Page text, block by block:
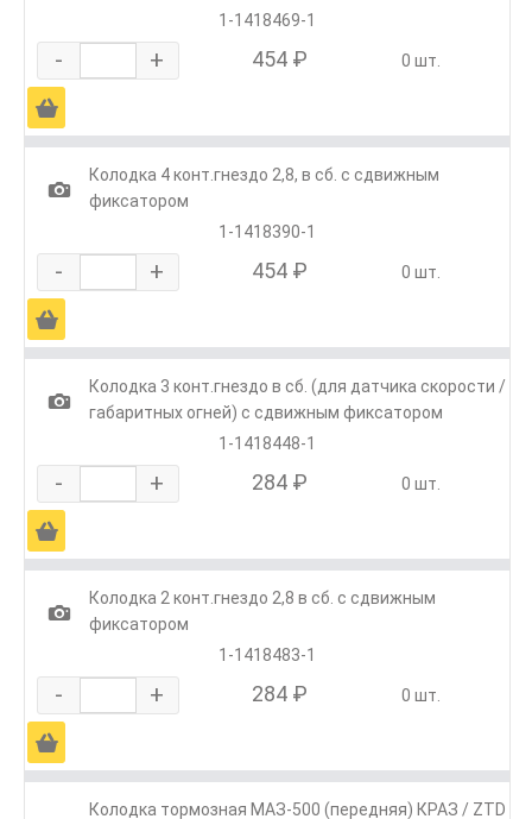
1-1418469-1
- + 454 ₽ 0 шт.
Ä
1
Колодка 4 конт.гнездо 2,8, в сб. с сдвижным
фиксатором
1-1418390-1
- + 454 ₽ 0 шт.
Ä
1
Колодка 3 конт.гнездо в сб. (для датчика скорости /
габаритных огней) с сдвижным фиксатором
1-1418448-1
- + 284 ₽ 0 шт.
Ä
1
Колодка 2 конт.гнездо 2,8 в сб. с сдвижным
фиксатором
1-1418483-1
- + 284 ₽ 0 шт.
Ä
Колодка тормозная МАЗ-500 (передняя) КРАЗ / ZTD